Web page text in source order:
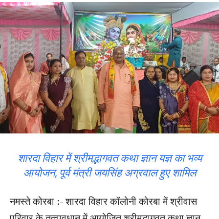
शारदा विहार में श्रीमद्भागवत कथा ज्ञान यज्ञ का भव्य
आयोजन, पूर्व मंत्री जयसिंह अग्रवाल हुए शामिल
नमस्ते कोरबा :- शारदा विहार कॉलोनी कोरबा में श्रीवास